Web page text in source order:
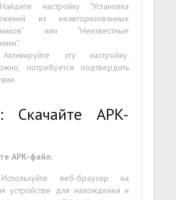
Найдите настройку "Установка
из неавторизованных
или "Неизвестные
Активируйте эту настройку.
потребуется подтвердить
APK-
APK-файл:
Используйте веб-браузер на
устройстве для нахождения и